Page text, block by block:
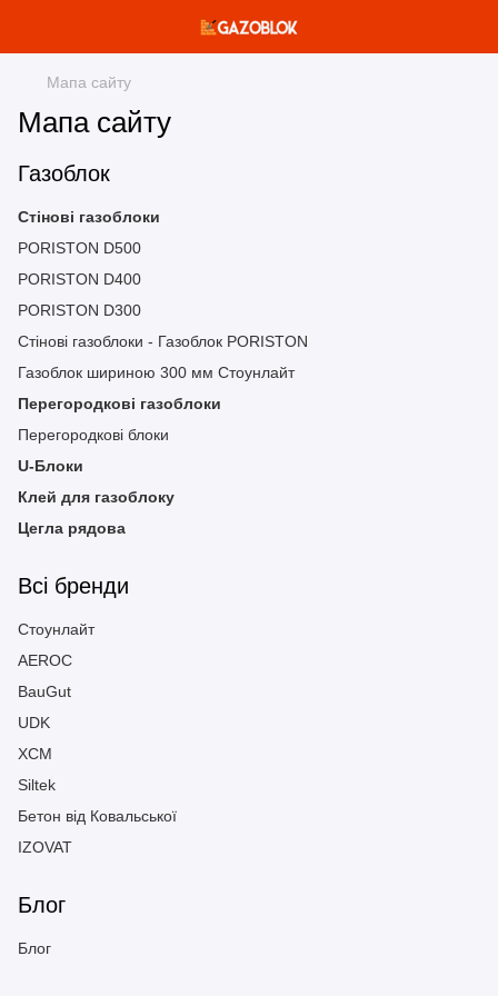
Мапа сайту
Мапа сайту
Газоблок
Стінові газоблоки
PORISTON D500
PORISTON D400
PORISTON D300
Стінові газоблоки - Газоблок PORISTON
Газоблок шириною 300 мм Стоунлайт
Перегородкові газоблоки
Перегородкові блоки
U-Блоки
Клей для газоблоку
Цегла рядова
Всі бренди
Стоунлайт
AEROC
BauGut
UDK
ХСМ
Siltek
Бетон від Ковальської
IZOVAT
Блог
Блог